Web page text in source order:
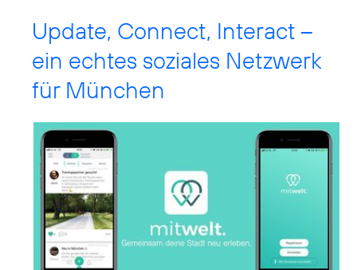
Update, Connect, Interact –
ein echtes soziales Netzwerk
für München